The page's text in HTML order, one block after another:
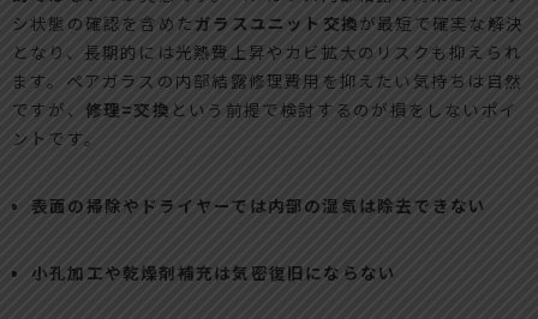
シ状態の確認を含めた ガラスユニット交換が最短で確実な解決
となり、長期的には光熱費上昇やカビ拡大のリスクも抑えられ
ます。ペアガラスの内部結露修理費用を抑えたい気持ちは自然
ですが、 修理=交換 という前提で検討するのが損をしないポイ
ントです。
表面の掃除やドライヤーでは内部の湿気は除去できない
小孔加工や乾燥剤補充は気密復旧にならない